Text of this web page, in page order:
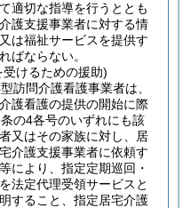
適切な指導を行うととも
護支援事業者に対する情
は福祉サービスを提供す
ばならない。
けるための援助)
訪問介護看護事業者は、
護看護の提供の開始に際
の4各号のいずれにも該
又はその家族に対し、居
介護支援事業者に依頼す
により、指定定期巡回・
法定代理受領サービスと
すること、指定居宅介護